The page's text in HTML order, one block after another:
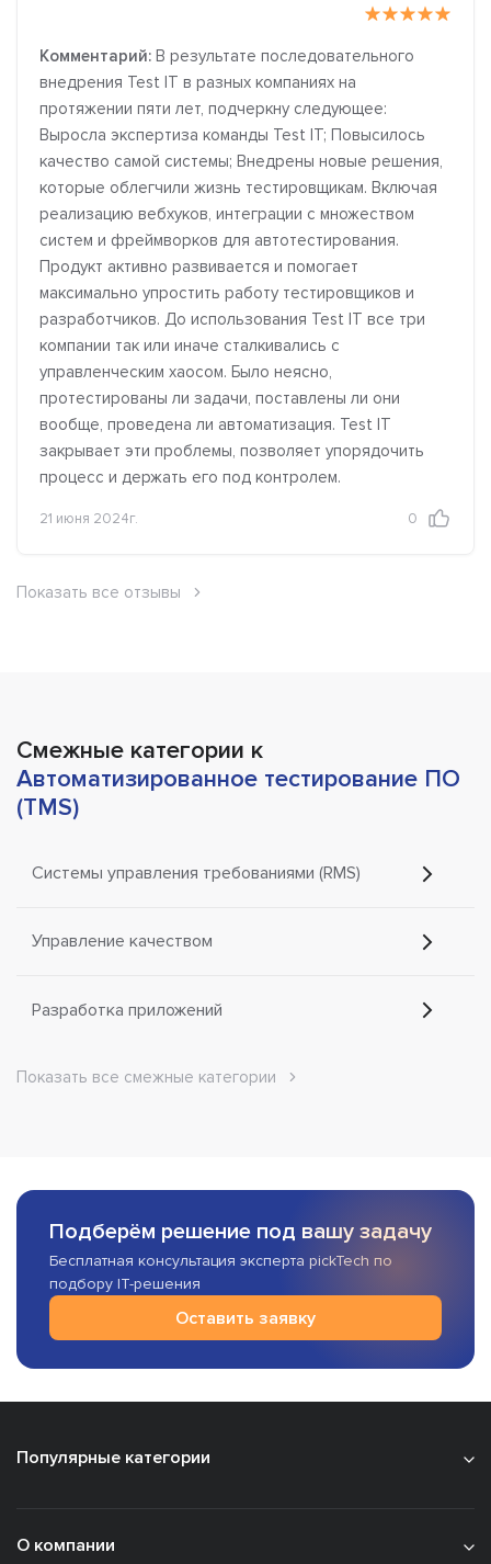
Комментарий: В результате последовательного
внедрения Test IT в разных компаниях на
протяжении пяти лет, подчеркну следующее:
Выросла экспертиза команды Test IT; Повысилось
качество самой системы; Внедрены новые решения,
которые облегчили жизнь тестировщикам. Включая
реализацию вебхуков, интеграции с множеством
систем и фреймворков для автотестирования.
Продукт активно развивается и помогает
максимально упростить работу тестировщиков и
разработчиков. До использования Test IT все три
компании так или иначе сталкивались с
управленческим хаосом. Было неясно,
протестированы ли задачи, поставлены ли они
вообще, проведена ли автоматизация. Test IT
закрывает эти проблемы, позволяет упорядочить
процесс и держать его под контролем.
21 июня 2024г. 0
Показать все отзывы
Смежные категории к
Автоматизированное тестирование ПО
(TMS)
Системы управления требованиями (RMS)
Управление качеством
Разработка приложений
Показать все смежные категории
Подберём решение под вашу задачу
Бесплатная консультация эксперта pickTech по
подбору IT-решения
Оставить заявку
Популярные категории
О компании